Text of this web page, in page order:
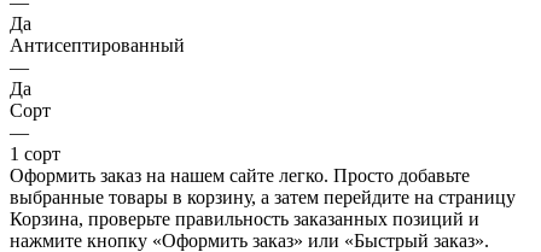
Да
Антисептированный
—
Да
Сорт
—
1 сорт
Оформить заказ на нашем сайте легко. Просто добавьте
выбранные товары в корзину, а затем перейдите на страницу
Корзина, проверьте правильность заказанных позиций и
нажмите кнопку «Оформить заказ» или «Быстрый заказ».